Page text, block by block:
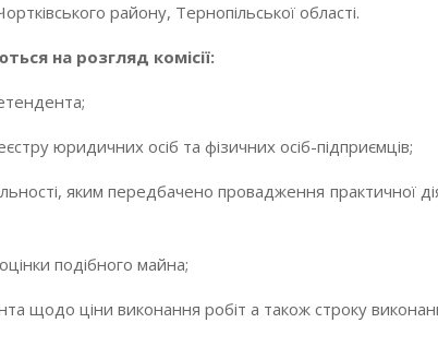
району, Тернопільської області.
на розгляд комісії:
юридичних осіб та фізичних осіб-підприємців;
яким передбачено провадження практичної
подібного майна;
щодо ціни виконання робіт а також строку